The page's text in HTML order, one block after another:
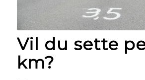
Vil du sette
km?